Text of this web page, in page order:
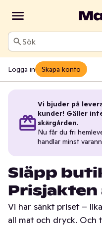
Sök
Logga in Skapa konto
Vi bjuder på
kunder! Gäller
skärgården.
Nu får du fri
handlar minst
Släpp
Prisjakten
Vi har sänkt priset –
all mat och dryck. Och